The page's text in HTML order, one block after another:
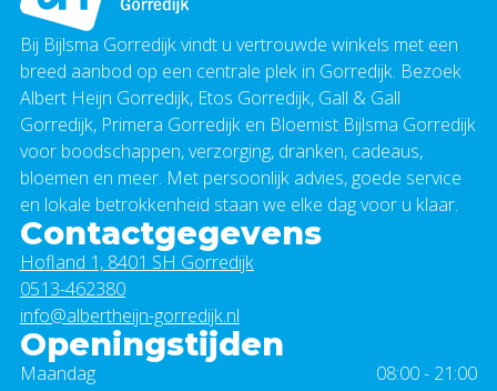
Bij Bijlsma Gorredijk vindt u vertrouwde winkels met een
breed aanbod op een centrale plek in Gorredijk. Bezoek
Albert Heijn Gorredijk, Etos Gorredijk, Gall & Gall
Gorredijk, Primera Gorredijk en Bloemist Bijlsma Gorredijk
voor boodschappen, verzorging, dranken, cadeaus,
bloemen en meer. Met persoonlijk advies, goede service
en lokale betrokkenheid staan we elke dag voor u klaar.
Contactgegevens
Hofland 1, 8401 SH Gorredijk
0513-462380
info@albertheijn-gorredijk.nl
Openingstijden
Maandag
08:00 - 21:00